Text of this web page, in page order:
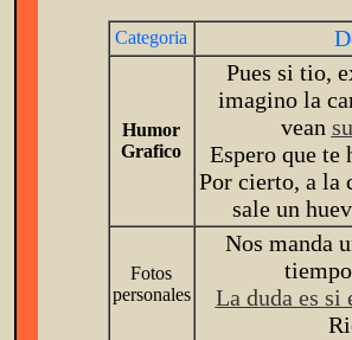
Categoria
Humor
Grafico
Pues si tio,
imagino la
vean
Espero que te
Por cierto, a la
sale un
Fotos
personales
Nos manda
La duda es si